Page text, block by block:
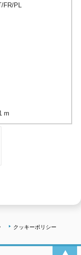
FR/PL
m
クッキーポリシー